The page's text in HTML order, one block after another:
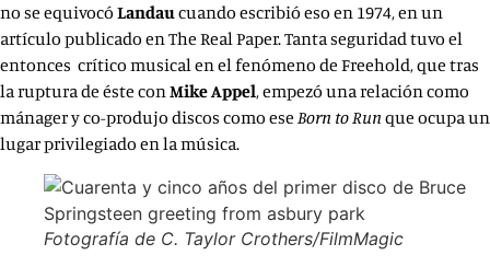
no se equivocó Landaucuando escribió eso en 1974, en un
artículo publicado en The Real Paper. Tanta seguridad tuvo el
entonces crítico musical en el fenómeno de Freehold, que tras
la ruptura de éste conMike Appel, empezó una relación como
mánager y co-produjo discos como ese Born to Run que ocupa un
lugar privilegiado en la música.
Fotografía de C. Taylor Crothers/FilmMagic